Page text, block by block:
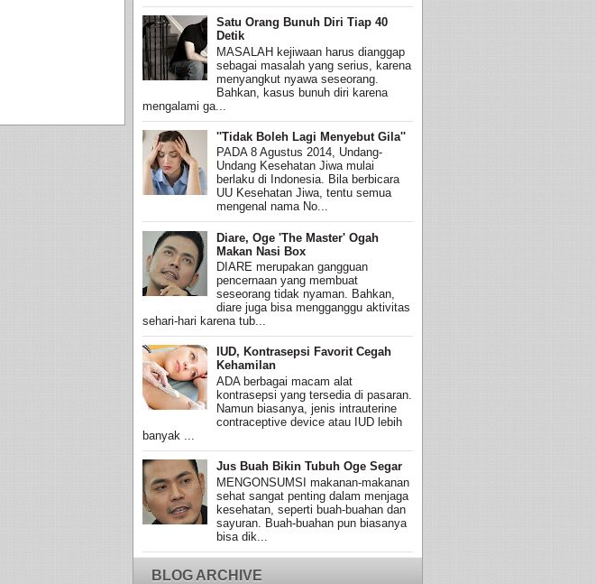
Satu Orang Bunuh Diri Tiap 40
Detik
MASALAH kejiwaan harus dianggap
sebagai masalah yang serius, karena
menyangkut nyawa seseorang.
Bahkan, kasus bunuh diri karena
mengalami ga...
''Tidak Boleh Lagi Menyebut Gila''
PADA 8 Agustus 2014, Undang-
Undang Kesehatan Jiwa mulai
berlaku di Indonesia. Bila berbicara
UU Kesehatan Jiwa, tentu semua
mengenal nama No...
Diare, Oge 'The Master' Ogah
Makan Nasi Box
DIARE merupakan gangguan
pencernaan yang membuat
seseorang tidak nyaman. Bahkan,
diare juga bisa mengganggu aktivitas
sehari-hari karena tub...
IUD, Kontrasepsi Favorit Cegah
Kehamilan
ADA berbagai macam alat
kontrasepsi yang tersedia di pasaran.
Namun biasanya, jenis intrauterine
contraceptive device atau IUD lebih
banyak ...
Jus Buah Bikin Tubuh Oge Segar
MENGONSUMSI makanan-makanan
sehat sangat penting dalam menjaga
kesehatan, seperti buah-buahan dan
sayuran. Buah-buahan pun biasanya
bisa dik...
BLOG ARCHIVE